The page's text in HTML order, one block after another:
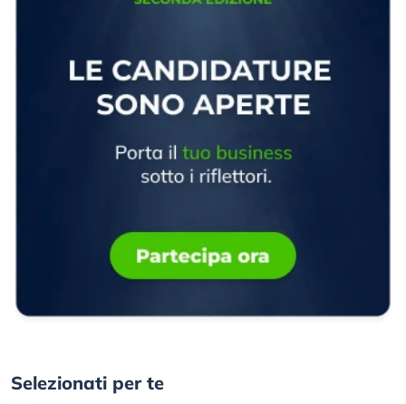
Selezionati per te